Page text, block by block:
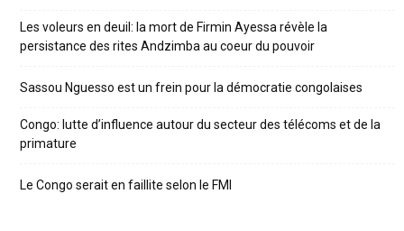
Les voleurs en deuil: la mort de Firmin Ayessa révèle la
persistance des rites Andzimba au coeur du pouvoir
Sassou Nguesso est un frein pour la démocratie congolaises
Congo: lutte d’influence autour du secteur des télécoms et de la
primature
Le Congo serait en faillite selon le FMI